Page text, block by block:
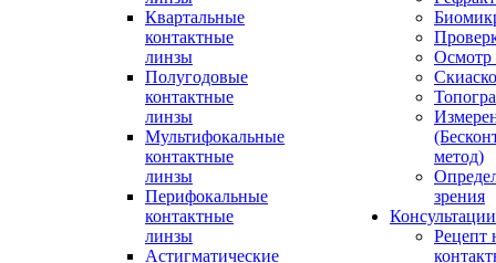
Квартальные
контактные
линзы
Полугодовые
контактные
линзы
Мультифокальные
контактные
линзы
Перифокальные
контактные
линзы
Астигматические
Осмотр
метод)
зрения
Рецепт